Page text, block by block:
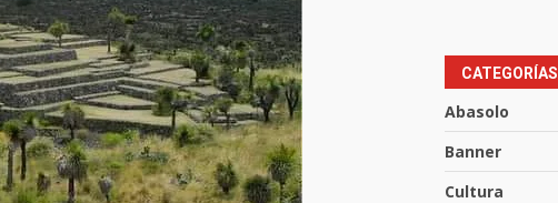
CATEGORÍAS
Abasolo
Banner
Cultura